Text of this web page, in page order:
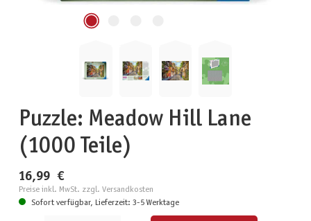
Puzzle: Meadow Hill Lane
(1000 Teile)
16,99 €
Preise inkl. MwSt. zzgl. Versandkosten
Sofort verfügbar, Lieferzeit: 3-5 Werktage
Produkt Anzahl: Gib den gewünschten Wert ein oder benutze die Schaltflächen um die Anzahl zu